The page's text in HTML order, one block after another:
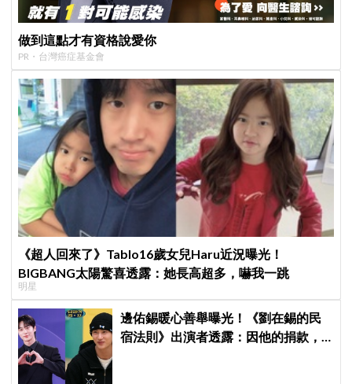
做到這點才有資格說愛你
PR・台灣癌症基金會
《超人回來了》Tablo16歲女兒Haru近況曝光！
BIGBANG太陽驚喜透露：她長高超多，嚇我一跳
明星
邊佑錫暖心善舉曝光！《劉在錫的民
宿法則》出演者透露：因他的捐款，